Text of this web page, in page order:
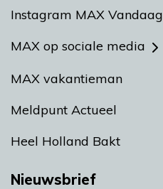
Instagram MAX Vandaag
MAX op sociale media
MAX vakantieman
Meldpunt Actueel
Heel Holland Bakt
Nieuwsbrief